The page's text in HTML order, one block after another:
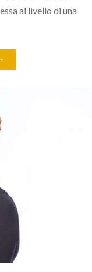
al livello di una